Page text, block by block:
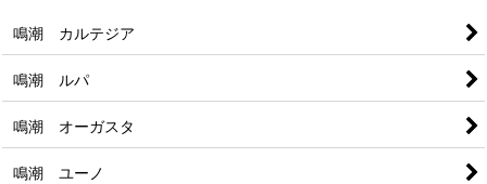
鳴潮 カルテジア
鳴潮 ルパ
鳴潮 オーガスタ
鳴潮 ユーノ